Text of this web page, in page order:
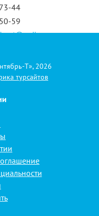
44
59
t@mail.ru
Т», 2026
турсайтов